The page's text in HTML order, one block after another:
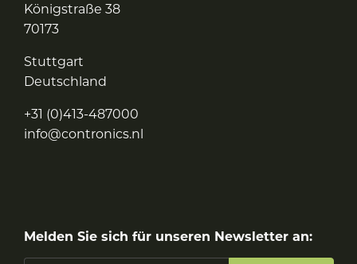
Königstraße 38
70173
Stuttgart
Deutschland
+31 (0)413-487000
info@contronics.nl
Melden Sie sich für unseren Newsletter an: